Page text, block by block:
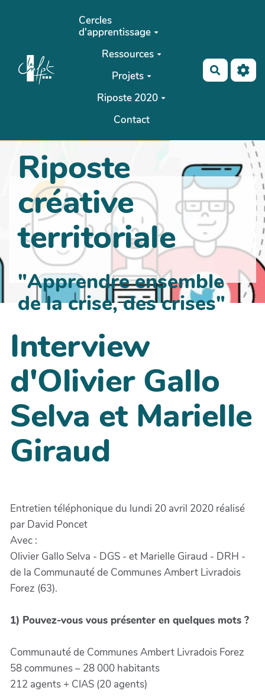
Aller au contenu principal
Cercles
d'apprentissage
Ressources
Projets
Riposte 2020
Contact
Riposte
créative
territoriale
"Apprendre ensemble
de la crise, des crises"
Interview
d'Olivier Gallo
Selva et Marielle
Giraud
Entretien téléphonique du lundi 20 avril 2020 réalisé
par David Poncet
Avec :
Olivier Gallo Selva - DGS - et Marielle Giraud - DRH -
de la Communauté de Communes Ambert Livradois
Forez (63).
1) Pouvez-vous vous présenter en quelques mots ?
Communauté de Communes Ambert Livradois Forez
58 communes – 28 000 habitants
212 agents + CIAS (20 agents)